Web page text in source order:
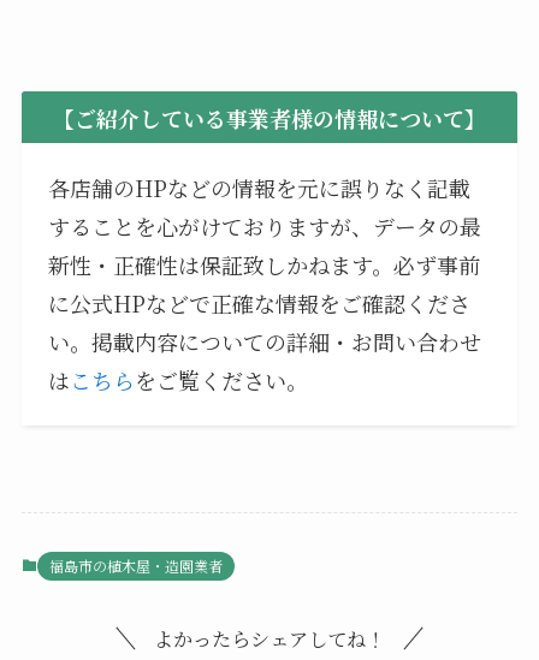
【ご紹介している事業者様の情報について】
各店舗のHPなどの情報を元に誤りなく記載
することを心がけておりますが、データの最
新性・正確性は保証致しかねます。必ず事前
に公式HPなどで正確な情報をご確認くださ
い。掲載内容についての詳細・お問い合わせ
はこちらをご覧ください。
福島市の植木屋・造園業者
よかったらシェアしてね！